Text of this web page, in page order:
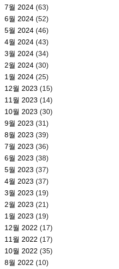
7월 2024(63)
6월 2024(52)
5월 2024(46)
4월 2024(43)
3월 2024(34)
2월 2024(30)
1월 2024(25)
12월 2023 (15)
11월 2023 (14)
10월 2023 (30)
9월 2023 (31)
8월 2023 (39)
7월 2023 (36)
6월 2023 (38)
5월 2023 (37)
4월 2023 (37)
3월 2023 (19)
2월 2023 (21)
1월 2023 (19)
12월 2022 (17)
11월 2022 (17)
10월 2022 (35)
8월 2022 (10)